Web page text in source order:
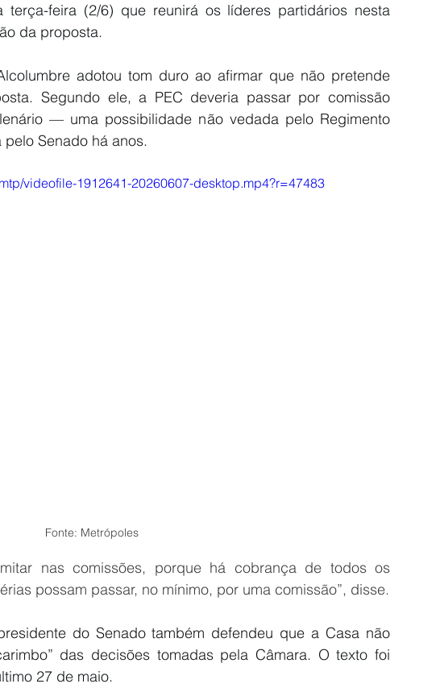
terça-feira (2/6) que reunirá os líderes partidários nesta
da proposta.
adotou tom duro ao afirmar que não pretende
Segundo ele, a PEC deveria passar por comissão
— uma possibilidade não vedada pelo Regimento
Senado há anos.
videofile-1912641-20260607-desktop.mp4?r=47483
Fonte: Metrópoles
nas comissões, porque há cobrança de todos os
possam passar, no mínimo, por uma comissão”, disse.
do Senado também defendeu que a Casa não
das decisões tomadas pela Câmara. O texto foi
27 de maio.